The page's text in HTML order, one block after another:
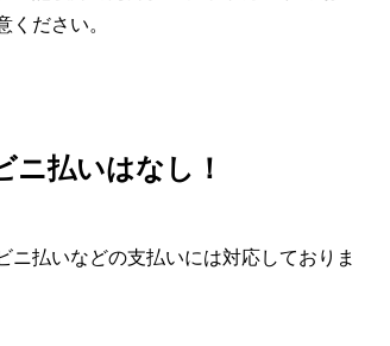
ださい。
ニ払いはなし！
払いなどの支払いには対応しておりま